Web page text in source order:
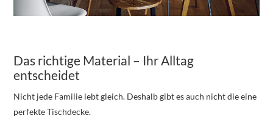
Das richtige Material – Ihr Alltag
entscheidet
Nicht jede Familie lebt gleich. Deshalb gibt es auch nicht die eine
perfekte Tischdecke.